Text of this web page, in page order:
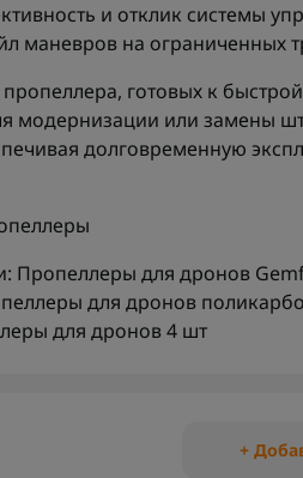
и отклик системы
маневров на ограниченных
готовых к
модернизации или замены
долговременную
Пропеллеры для дронов
для дронов
для дронов 4 шт
+